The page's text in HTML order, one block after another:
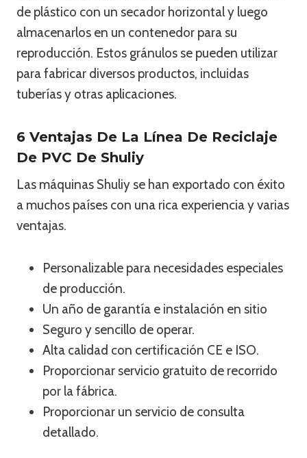
de plástico con un secador horizontal y luego
almacenarlos en un contenedor para su
reproducción. Estos gránulos se pueden utilizar
para fabricar diversos productos, incluidas
tuberías y otras aplicaciones.
6 Ventajas De La Línea De Reciclaje
De PVC De Shuliy
Las máquinas Shuliy se han exportado con éxito
a muchos países con una rica experiencia y varias
ventajas.
Personalizable para necesidades especiales
de producción.
Un año de garantía e instalación en sitio
Seguro y sencillo de operar.
Alta calidad con certificación CE e ISO.
Proporcionar servicio gratuito de recorrido
por la fábrica.
Proporcionar un servicio de consulta
detallado.